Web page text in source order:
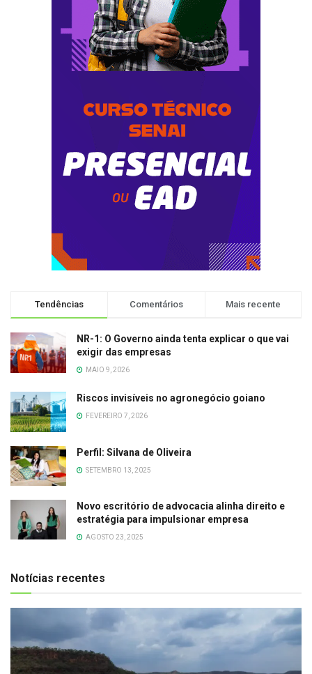
Tendências Comentários Mais recente
NR-1: O Governo ainda tenta explicar o que vai
exigir das empresas
MAIO 9, 2026
Riscos invisíveis no agronegócio goiano
FEVEREIRO 7, 2026
Perfil: Silvana de Oliveira
SETEMBRO 13, 2025
Novo escritório de advocacia alinha direito e
estratégia para impulsionar empresa
AGOSTO 23, 2025
Notícias recentes